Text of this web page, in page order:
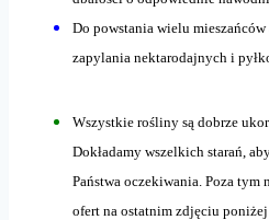
Do powstania wielu
zapylania nektarodajnych i
Wszystkie rośliny są dobrze
Dokładamy wszelkich starań,
Państwa oczekiwania. Poza tym
ofert na ostatnim zdjęciu